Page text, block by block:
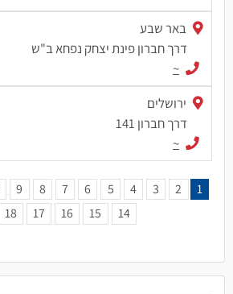
באר שבע
דרך חברון פינת יצחק נפחא ב"ש
~
ירושלים
דרך חברון 141
~
1
2
3
4
5
6
7
8
9
14
15
16
17
18